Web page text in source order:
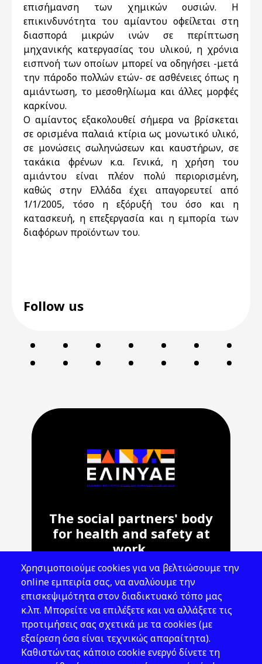
επισήμανση των χημικών ουσιών. Η
επικινδυνότητα του αμίαντου οφείλεται στη
διασπορά μικρών ινών σε περίπτωση
μηχανικής κατεργασίας του υλικού, η χρόνια
εισπνοή των οποίων μπορεί να οδηγήσει -μετά
την πάροδο πολλών ετών- σε ασθένειες όπως η
αμιάντωση, το μεσοθηλίωμα και άλλες μορφές
καρκίνου.
Ο αμίαντος εξακολουθεί σήμερα να βρίσκεται
σε ορισμένα παλαιά κτίρια ως μονωτικό υλικό,
σε μονώσεις σωληνώσεων και καυστήρων, σε
τακάκια φρένων κ.α. Γενικά, η χρήση του
αμιάντου είναι πλέον πολύ περιορισμένη,
καθώς στην Ελλάδα έχει απαγορευτεί από
1/1/2005, τόσο η εξόρυξή του όσο και η
κατασκευή, η επεξεργασία και η εμπορία των
διαφόρων προϊόντων του.
Follow us
The social partners' body
for health and safety at
work.
Address: 143 Liosion & 6 Thirsiou, 104
45, Athens
T: 210 82 00 100
e: info@elinyae.gr
Follow Us
Χρησιμοποιούμε cookies για να βελτιώσουμε την
online εμπειρία σας, να αναλύουμε την
επισκεψιμότητα στον διαδικτυακό τόπο μας
κ.λπ. Μπορείτε να επιλέξετε και να αλλάξετε τις
προτιμήσεις σας σχετικά με τα cookies (με
εξαίρεση όσα είναι τεχνικώς απαραίτητα).
Καθιστώντας κάποιο cookie ενεργό δίνετε τη